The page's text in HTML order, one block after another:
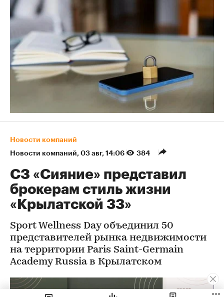
Новости компаний
Новости компаний⁠, 03 авг, 14:06 384
СЗ «Сияние» представил
брокерам стиль жизни
«Крылатской 33»
Sport Wellness Day объединил 50
представителей рынка недвижимости
на территории Paris Saint-Germain
Academy Russia в Крылатском